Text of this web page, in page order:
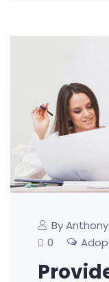
By Anthony
0